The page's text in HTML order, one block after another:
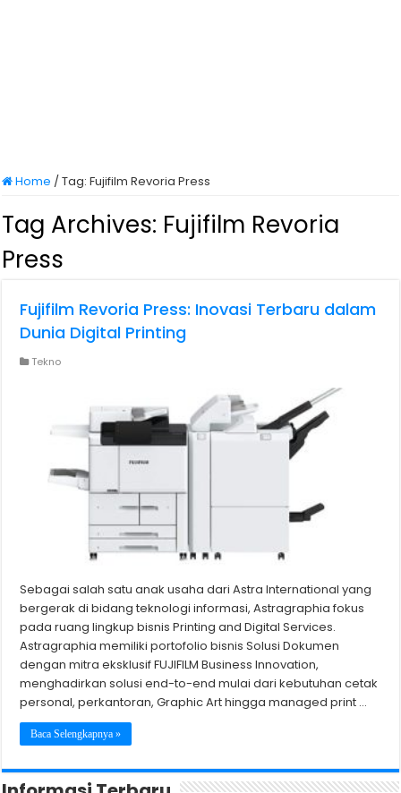
Home /Tag:Fujifilm Revoria Press
Tag Archives: Fujifilm Revoria
Press
Fujifilm Revoria Press: Inovasi Terbaru dalam
Dunia Digital Printing
Tekno
Sebagai salah satu anak usaha dari Astra International yang
bergerak di bidang teknologi informasi, Astragraphia fokus
pada ruang lingkup bisnis Printing and Digital Services.
Astragraphia memiliki portofolio bisnis Solusi Dokumen
dengan mitra eksklusif FUJIFILM Business Innovation,
menghadirkan solusi end-to-end mulai dari kebutuhan cetak
personal, perkantoran, Graphic Art hingga managed print …
Baca Selengkapnya »